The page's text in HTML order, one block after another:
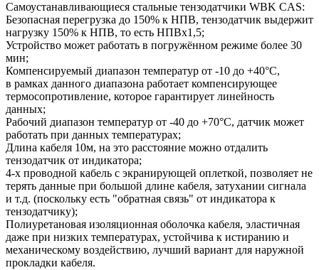
Самоустанавливающиеся стальные тензодатчики WBK CAS:
Безопасная перегрузка до 150% к НПВ, тензодатчик выдержит
нагрузку 150% к НПВ, то есть НПВх1,5;
Устройство может работать в погружённом режиме более 30
мин;
Компенсируемый диапазон температур от -10 до +40°C,
в рамках данного диапазона работает компенсирующее
термосопротивление, которое гарантирует линейность
данных;
Рабочий диапазон температур от -40 до +70°C, датчик может
работать при данных температурах;
Длина кабеля 10м, на это расстояние можно отдалить
тензодатчик от индикатора;
4-х проводной кабель с экранирующей оплеткой, позволяет не
терять данные при большой длине кабеля, затухании сигнала
и т.д. (поскольку есть "обратная связь" от индикатора к
тензодатчику);
Полиуретановая изоляционная оболочка кабеля, эластичная
даже при низких температурах, устойчива к истиранию и
механическому воздействию, лучший вариант для наружной
прокладки кабеля.